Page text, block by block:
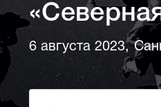
6 августа 2023,